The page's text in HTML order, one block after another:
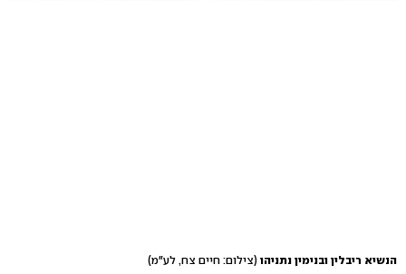
הנשיא ריבלין ובנימין נתניהו (צילום: חיים צח, לע"מ)